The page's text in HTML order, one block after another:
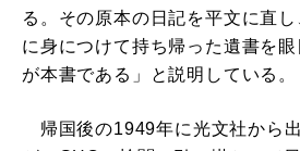
る。その原本の日記を平文に直
に身につけて持ち帰った遺書を
が本書である」と説明している。
帰国後の1949年に光文社から